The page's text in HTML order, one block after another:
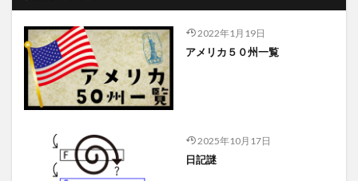
2022年1月19日
アメリカ５０州一覧
2025年10月17日
日記謎